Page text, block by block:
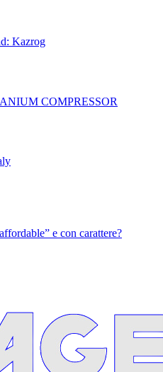
Kazrog
GERMANIUM COMPRESSOR
e con carattere?